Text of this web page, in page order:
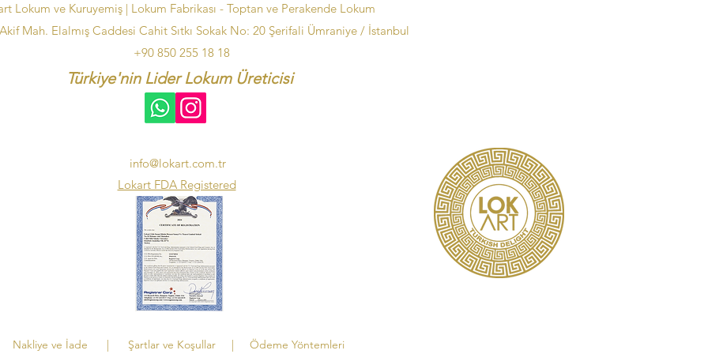
Lokum ve Kuruyemiş | Lokum Fabrikası - Toptan ve Perakende Lokum
Mah. Elalmış Caddesi Cahit Sıtkı Sokak No: 20 Şerifali Ümraniye / İstanbul
+90 850 255 18 18
Türkiye'nin Lider Lokum Üreticisi
info@lokart.com.tr
Lokart FDA Registered
Nakliye ve İade | Şartlar ve Koşullar | Ödeme Yöntemleri